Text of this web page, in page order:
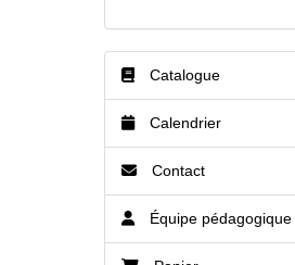
Catalogue
Calendrier
Contact
Équipe pédagogique